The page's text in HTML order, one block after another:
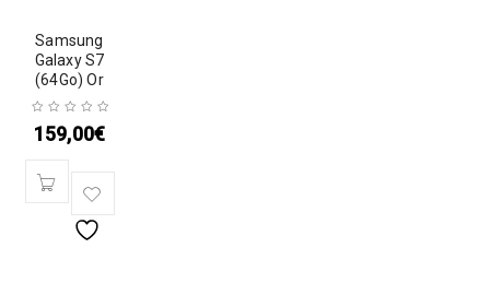
Samsung
Galaxy S7
(64Go) Or
159,00€